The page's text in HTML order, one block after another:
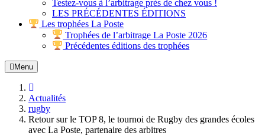
Testez-vous à l’arbitrage près de chez vous !
LES PRÉCÉDENTES ÉDITIONS
Les trophées La Poste
Trophées de l’arbitrage La Poste 2026
Précédentes éditions des trophées
Menu
Actualités
rugby
Retour sur le TOP 8, le tournoi de Rugby des grandes écoles
avec La Poste, partenaire des arbitres